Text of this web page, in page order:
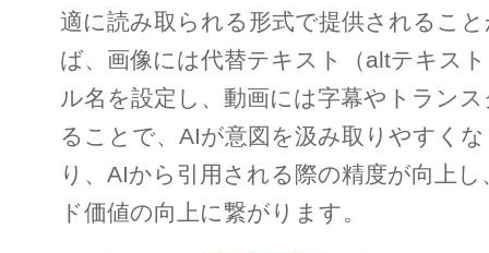
適に読み取られる形式で提供されるこ
ば、画像には代替テキスト（altテキス
ル名を設定し、動画には字幕やトラン
ることで、AIが意図を汲み取りやすく
り、AIから引用される際の精度が向上
ド価値の向上に繋がります。